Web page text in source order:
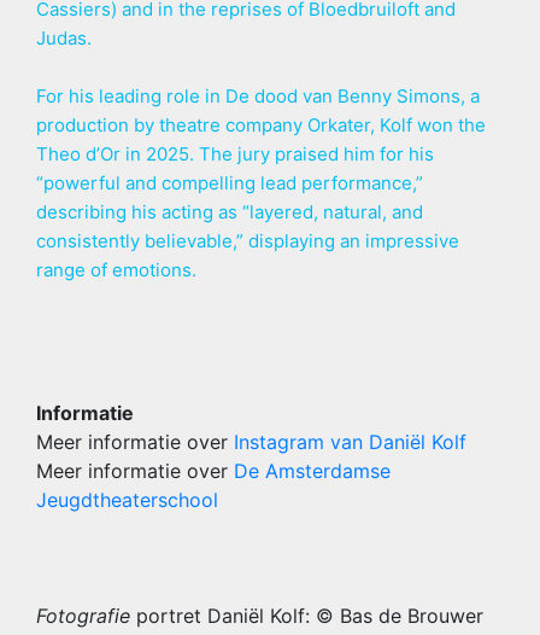
Cassiers) and in the reprises of Bloedbruiloft and
Judas.
For his leading role in De dood van Benny Simons, a
production by theatre company Orkater, Kolf won the
Theo d’Or in 2025. The jury praised him for his
“powerful and compelling lead performance,”
describing his acting as “layered, natural, and
consistently believable,” displaying an impressive
range of emotions.
Informatie
Meer informatie over Instagram van Daniël Kolf
Meer informatie over De Amsterdamse
Jeugdtheaterschool
Fotografie portret Daniël Kolf: © Bas de Brouwer